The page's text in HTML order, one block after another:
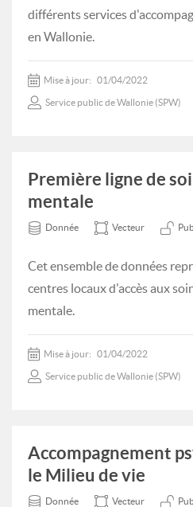
différents services
en Wallonie.
Mise à jour: 01/04/2022
Service public de Wallonie (SPW)
Première ligne de
mentale
Donnée Vecteur
Cet ensemble de données
centres locaux d'accès aux
mentale.
Mise à jour: 01/04/2022
Service public de Wallonie (SPW)
Accompagnement
le Milieu de vie
Donnée Vecteur